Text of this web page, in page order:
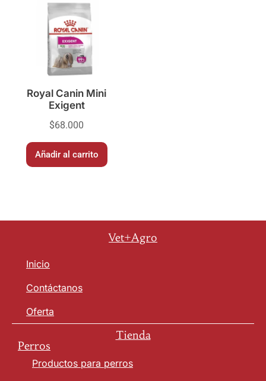
Royal Canin Mini
Exigent
$68.000
Añadir al carrito
Vet+Agro
Inicio
Contáctanos
Oferta
Tienda
Perros
Productos para perros